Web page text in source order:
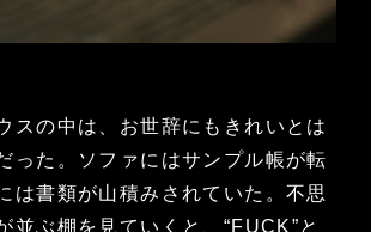
スの中は、お世辞にもきれいとは
った。ソファにはサンプル帳が転
は書類が山積みされていた。不思
並ぶ棚を見ていくと、“FUCK”と